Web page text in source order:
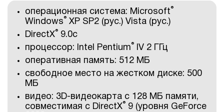
операционная система: Microsoft®
Windows® XP SP2 (рус.) Vista (рус.)
DirectX® 9.0с
процессор: Intel Pentium®
IV 2 ГГц
оперативная память: 512 МБ
свободное место на жестком диске: 500
МБ
видео: 3D-видеокарта с 128 МБ памяти,
совместимая с DirectX® 9 (уровня GeForce